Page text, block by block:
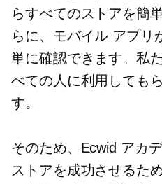
らすべてのストアを簡
らに、モバイル アプリ
単に確認できます。私
べての人に利用しても
す。
そのため、Ecwid アカ
ストアを成功させるた